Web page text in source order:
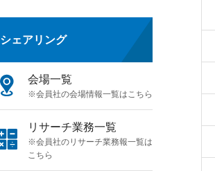
シェアリング
会場一覧
※会員社の会場情報一覧はこちら
リサーチ業務一覧
※会員社のリサーチ業務報一覧は
こちら